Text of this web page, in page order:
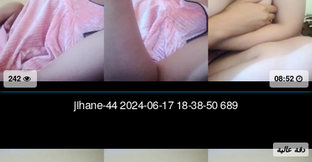
08:52
jihane-44 2024-06-17 18-38-50 689
دقة عالية